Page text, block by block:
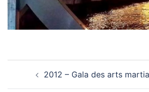
d’article2012 – Gala des arts